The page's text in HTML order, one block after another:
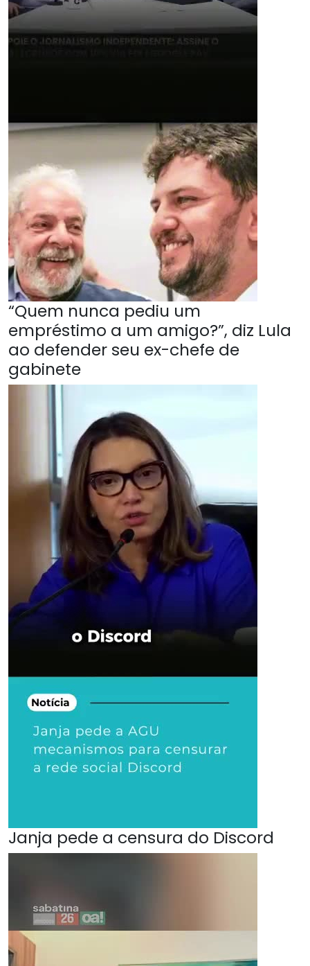
“Quem nunca pediu um
empréstimo a um amigo?”, diz Lula
ao defender seu ex-chefe de
gabinete
Janja pede a censura do Discord